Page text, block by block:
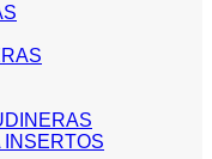
INSERTOS